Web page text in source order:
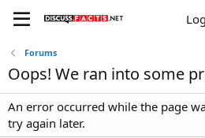
Forums
Oops! We ran into some
An error occurred while the page
try again later.